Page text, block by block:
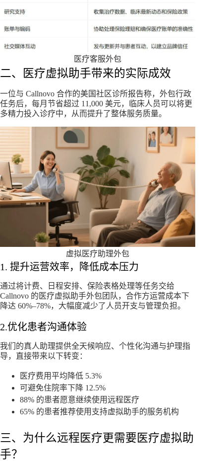
医疗客服外包
二、医疗虚拟助手带来的实际成效
一位与 Callnovo 合作的美国社区诊所报告称，外包行政
任务后，每月节省超过 11,000 美元，临床人员可以将更
多精力投入诊疗中，从而提升了整体服务质量。
虚拟医疗助理外包
1. 提升运营效率，降低成本压力
通过将计费、日程安排、保险表格处理等任务交给
Callnovo 的医疗虚拟助手外包团队，合作方运营成本下
降达 60%–78%，大幅度减少了人员开支与管理负担。
2.优化患者沟通体验
我们的真人助理提供全天候响应、个性化沟通与护理指
导，直接带来以下转变：
医疗费用平均降低 5.3%
可避免住院率下降 12.5%
88% 的患者愿意继续使用远程医疗
65% 的患者推荐使用支持虚拟助手的服务机构
三、为什么远程医疗更需要医疗虚拟助
手？